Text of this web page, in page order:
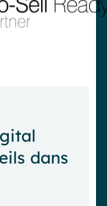
dans